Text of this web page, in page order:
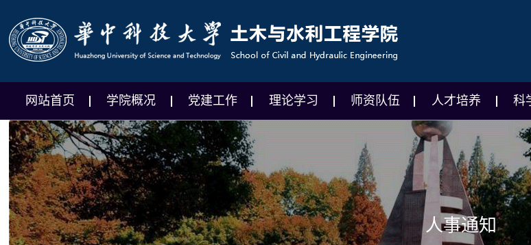
网站首页 学院概况 党建工作 理论学习 师资队伍 人才培养 科
人事通知